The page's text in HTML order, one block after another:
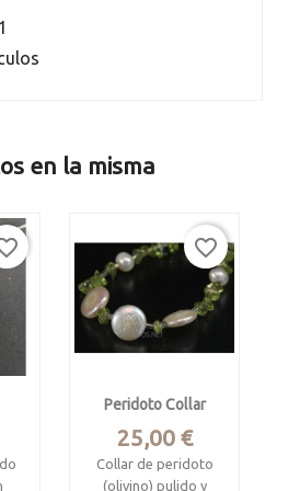
en la misma
Peridoto Collar
Precio
25,00 €
Collar de peridoto
(olivino) pulido y
favorite_border